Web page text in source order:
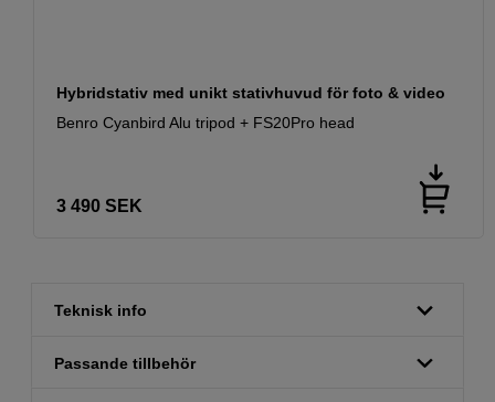
Hybridstativ med unikt stativhuvud för foto & video
Benro Cyanbird Alu tripod + FS20Pro head
3 490 SEK
Teknisk info
Passande tillbehör